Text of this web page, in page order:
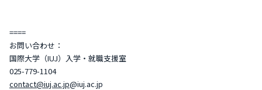
====
お問い合わせ：
国際大学（IUJ）入学・就職支援室
025-779-1104
contact@iuj.ac.jp@iuj.ac.jp